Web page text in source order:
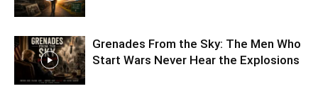
Grenades From the Sky: The Men Who
Start Wars Never Hear the Explosions